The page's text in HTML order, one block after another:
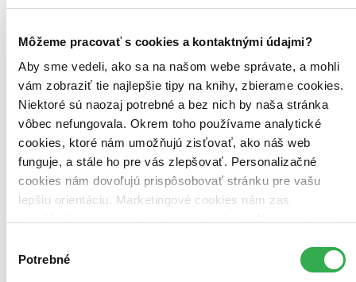
Môžeme pracovať s cookies a kontaktnými údajmi?
Aby sme vedeli, ako sa na našom webe správate, a mohli
vám zobraziť tie najlepšie tipy na knihy, zbierame cookies.
Niektoré sú naozaj potrebné a bez nich by naša stránka
vôbec nefungovala. Okrem toho používame analytické
cookies, ktoré nám umožňujú zisťovať, ako náš web
funguje, a stále ho pre vás zlepšovať. Personalizačné
cookies nám dovoľujú prispôsobovať stránku pre vašu
lepšiu orientáciu. Marketingové cookies nám zas
keby sme mohli používať všetky tieto cookies. Ďakujeme!
súhlasu
Potrebné
Christopher Rithin
ďalší
TACHO je černá komedie Mirjam Landy o úspěšném
automobilovém závodníkovi a jeho osudovém životním závodu.
Bez rallye si Alex nedovede svůj život představit a podřizuje jí vše...
DVD film
6,69 €
Do 4 – 6 dní
Tento produkt momentálne nemáme na sklade, ale zvyčajne
vám ho vieme zabezpečiť a odoslať do 4 – 6 dní. A
posnažíme sa aj trochu rýchlejšie!
Vložiť do košíka